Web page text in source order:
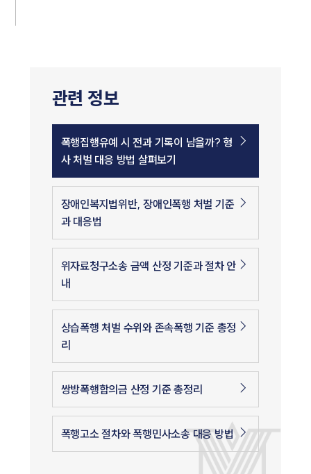
관련 정보
폭행집행유예 시 전과 기록이 남을까? 형
사 처벌 대응 방법 살펴보기
장애인복지법위반, 장애인폭행 처벌 기준
과 대응법
위자료청구소송 금액 산정 기준과 절차 안
내
상습폭행 처벌 수위와 존속폭행 기준 총정
리
쌍방폭행합의금 산정 기준 총정리
폭행고소 절차와 폭행민사소송 대응 방법